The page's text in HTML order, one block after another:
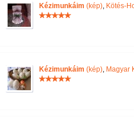
Kézimunkáim (kép), Kötés-
Kézimunkáim (kép), Magyar